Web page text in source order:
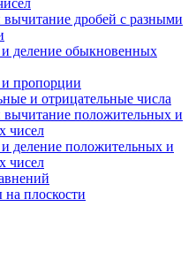
дробей с разными
деление обыкновенных
пропорции
и отрицательные числа
положительных и
чисел
деление положительных и
чисел
плоскости